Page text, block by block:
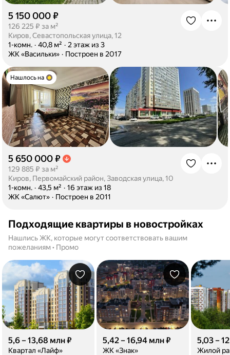
5 150 000 ₽
126 225 ₽ за м²
Киров, Севастопольская улица, 12
1-комн. · 40,8 м² · 2 этаж из 3
ЖК «Васильки» · Построен в 2017
Нашлось на
5 650 000 ₽
129 885 ₽ за м²
Киров, Первомайский район, Заводская улица, 10
1-комн. · 43,5 м² · 16 этаж из 18
ЖК «Салют» · Построен в 2011
Подходящие квартиры в новостройках
Нашлись ЖК, которые могут соответствовать вашим
пожеланиям • Промо
5,6 – 13,68 млн ₽
Квартал «Лайф»
5,42 – 16,94 млн ₽
ЖК «Знак»
5,03 –